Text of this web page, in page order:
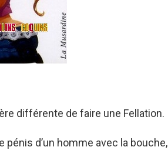
différente de faire une Fellation.
d’un homme avec la bouche,